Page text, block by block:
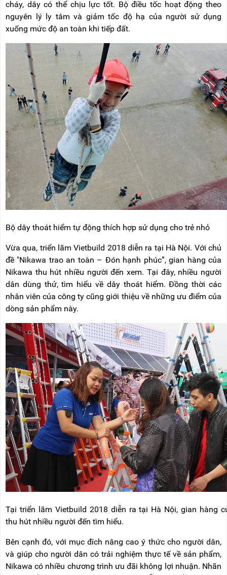
cháy, dây có thể chịu lực tốt. Bộ điều tốc hoạt động theo
nguyên lý ly tâm và giảm tốc độ hạ của người sử dụng
xuống mức độ an toàn khi tiếp đất.
Bộ dây thoát hiểm tự động thích hợp sử dụng cho trẻ nhỏ
Vừa qua, triển lãm Vietbuild 2018 diễn ra tại Hà Nội. Với chủ
đề "Nikawa trao an toàn – Đón hạnh phúc”, gian hàng của
Nikawa thu hút nhiều người đến xem. Tại đây, nhiều người
dân dùng thử, tìm hiểu về dây thoát hiểm. Đồng thời các
nhân viên của công ty cũng giới thiệu về những ưu điểm của
dòng sản phẩm này.
Tại triển lãm Vietbuild 2018 diễn ra tại Hà Nội, gian hàng
thu hút nhiều người đến tìm hiểu.
Bên cạnh đó, với mục đích nâng cao ý thức cho người dân,
và giúp cho người dân có trải nghiệm thực tế về sản phẩm,
Nikawa có nhiều chương trình ưu đãi không lợi nhuận. Nhãn